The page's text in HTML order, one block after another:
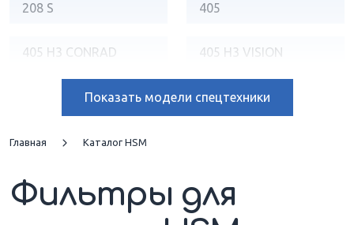
208 S 405
405 H3 CONRAD 405 H3 VISION
704
704 B
805 CONV 805 HD
Показатьмодели спецтехники
Главная Каталог HSM
Фильтры для